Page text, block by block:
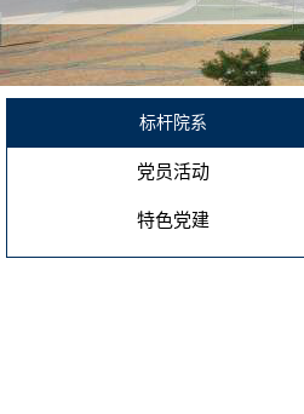
标杆院系
党员活动
特色党建